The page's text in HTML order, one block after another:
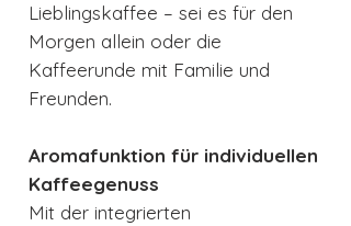
Lieblingskaffee – sei es für den
Morgen allein oder die
Kaffeerunde mit Familie und
Freunden.
Aromafunktion für individuellen
Kaffeegenuss
Mit der integrierten